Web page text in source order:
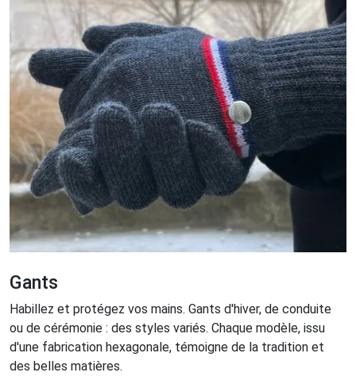
Gants
Habillez et protégez vos mains. Gants d'hiver, de conduite
ou de cérémonie : des styles variés. Chaque modèle, issu
d'une fabrication hexagonale, témoigne de la tradition et
des belles matières.